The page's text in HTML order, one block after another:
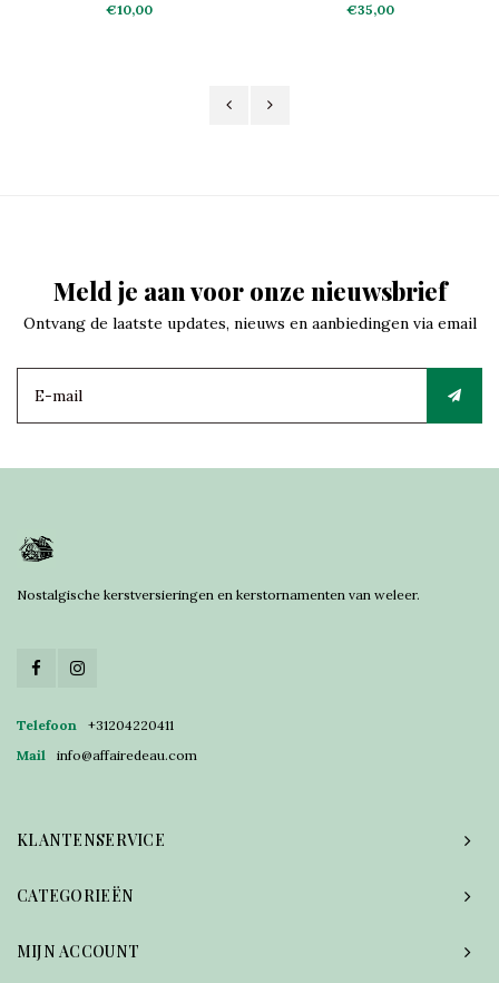
€10,00 €35,00
Meld je aan voor onze nieuwsbrief
Ontvang de laatste updates, nieuws en aanbiedingen via email
Nostalgische kerstversieringen en kerstornamenten van weleer.
Telefoon
+31204220411
Mail
info@affairedeau.com
KLANTENSERVICE
CATEGORIEËN
MIJN ACCOUNT